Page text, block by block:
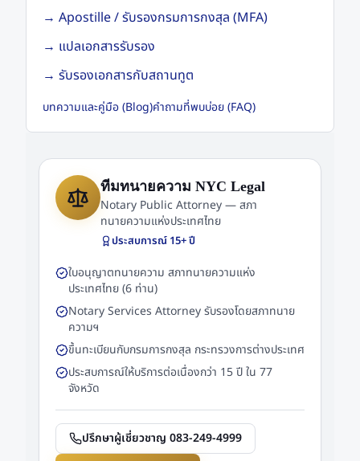
→ Apostille / รับรองกรมการกงสุล (MFA)
→ แปลเอกสารรับรอง
→ รับรองเอกสารกับสถานทูต
บทความและคู่มือ (Blog)คำถามที่พบบ่อย (FAQ)
ทีมทนายความ NYC Legal
Notary Public Attorney — สภา
ทนายความแห่งประเทศไทย
ประสบการณ์ 15+ ปี
ใบอนุญาตทนายความ สภาทนายความแห่ง
ประเทศไทย (6 ท่าน)
Notary Services Attorney รับรองโดยสภาทนาย
ความฯ
ขึ้นทะเบียนกับกรมการกงสุล กระทรวงการต่างประเทศ
ประสบการณ์ให้บริการต่อเนื่องกว่า 15 ปี ใน 77
จังหวัด
ปรึกษาผู้เชี่ยวชาญ 083-249-4999